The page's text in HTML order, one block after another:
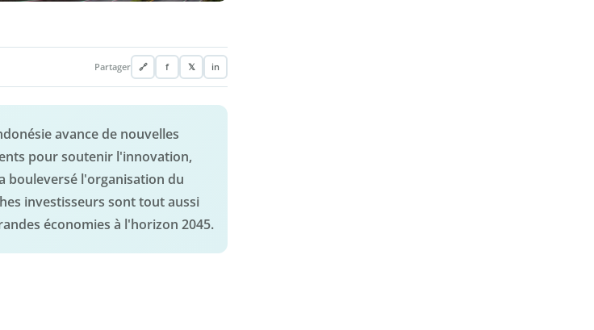
Partager 🔗 f 𝕏 in
avance de nouvelles
pour soutenir l'innovation,
bouleversé l'organisation du
investisseurs sont tout aussi
économies à l'horizon 2045.